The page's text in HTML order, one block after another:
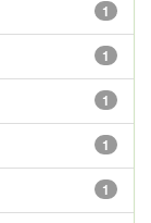
1
1
1
1
1